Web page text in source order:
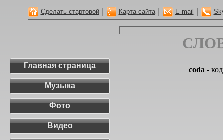
Сделать стартовой Карта сайта E-mail
Главная страница
Музыка
Фото
Видео
coda -